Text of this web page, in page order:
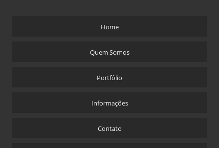
Home
Quem Somos
Portfólio
Informações
Contato